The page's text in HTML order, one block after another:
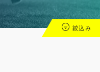
絞込み